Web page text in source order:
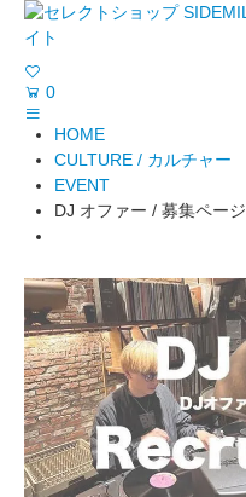
0
HOME
CULTURE / カルチャー
EVENT
DJ オファー / 募集ページ